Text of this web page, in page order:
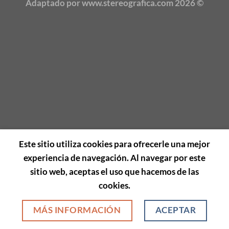
Adaptado por www.stereografica.com 2026 ©
Este sitio utiliza cookies para ofrecerle una mejor
experiencia de navegación. Al navegar por este
sitio web, aceptas el uso que hacemos de las
cookies.
MÁS INFORMACIÓN ACEPTAR